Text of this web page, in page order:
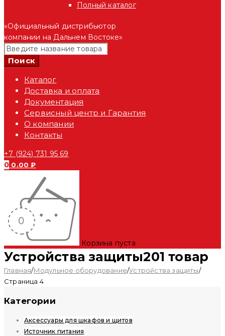
Полный каталог
«Официальный дистрибьютор
компании на Дальнем Востоке»
Каталог
Доставка и оплата
Документация
Сервисный центр и Гарантия
О компании
Контакты
+7 (924) 731 95 69
0 0.00₽
Корзина пуста
Устройства защиты201 товар
Главная/Модульное оборудование/Устройства защиты/
Страница 4
Категории
Аксессуары для шкафов и щитов
Источник питания